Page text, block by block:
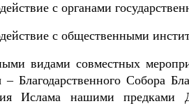
с органами
с общественными
видами совместных
Благодарственного Собора
Ислама нашими предками